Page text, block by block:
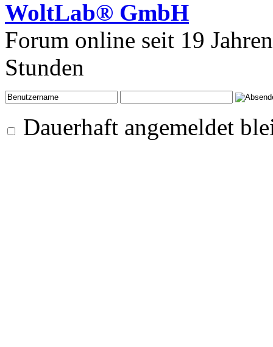
WoltLab® GmbH
Forum online seit 19
Stunden
Dauerhaft angemeldet